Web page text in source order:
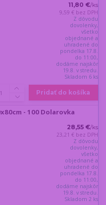
11,80 €/ks
9,59 € bez DPH
Z dôvodu
dovolenky,
všetko
objednané a
uhradené do
pondelka 17.8.
do 11:00,
dodáme najskôr
19.8. v stredu.
Skladom 6 ks
Pridať do košíka
- 100 Dolarovka
28,55 €/ks
23,21 € bez DPH
Z dôvodu
dovolenky,
všetko
objednané a
uhradené do
pondelka 17.8.
do 11:00,
dodáme najskôr
19.8. v stredu.
Skladom 2 ks